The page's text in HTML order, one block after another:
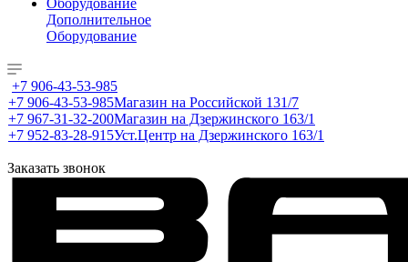
Дополнительное
Оборудование
+7 906-43-53-985
+7 906-43-53-985Магазин на Российской 131/7
+7 967-31-32-200Магазин на Дзержинского 163/1
+7 952-83-28-915Уст.Центр на Дзержинского 163/1
Заказать звонок